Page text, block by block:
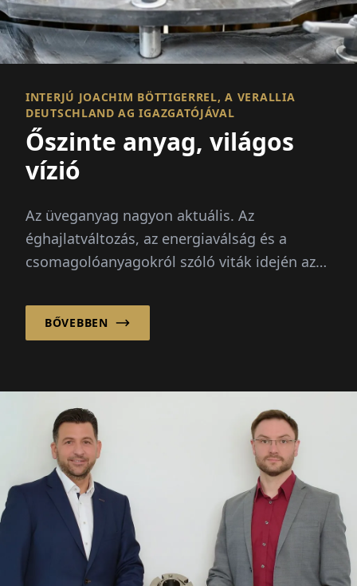
INTERJÚ JOACHIM BÖTTIGERREL, A VERALLIA
DEUTSCHLAND AG IGAZGATÓJÁVAL
Őszinte anyag, világos
vízió
Az üveganyag nagyon aktuális. Az
éghajlatváltozás, az energiaválság és a
csomagolóanyagokról szóló viták idején az
újrahasznosítható...
BŐVEBBEN